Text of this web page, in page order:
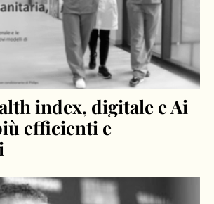
index, digitale e Ai
efficienti e